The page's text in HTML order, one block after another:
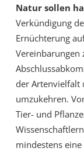
Natur sollen
Verkündigung
Ernüchterung
Vereinbarungen
der Artenvielfalt
umzukehren.
Tier- und
mindestens